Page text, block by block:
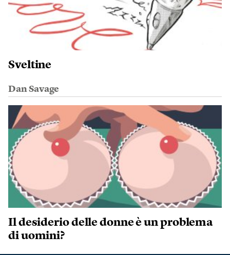
Sveltine
Dan Savage
Il desiderio delle donne è un problema
di uomini?